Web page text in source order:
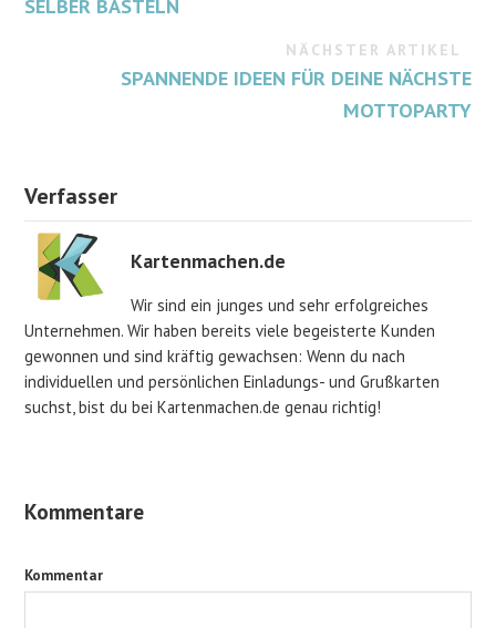
SELBER BASTELN
NÄCHSTER ARTIKEL
SPANNENDE IDEEN FÜR DEINE NÄCHSTE
MOTTOPARTY
Verfasser
Kartenmachen.de
Wir sind ein junges und sehr erfolgreiches
Unternehmen. Wir haben bereits viele begeisterte Kunden
gewonnen und sind kräftig gewachsen: Wenn du nach
individuellen und persönlichen Einladungs- und Grußkarten
suchst, bist du bei Kartenmachen.de genau richtig!
Kommentare
Kommentar